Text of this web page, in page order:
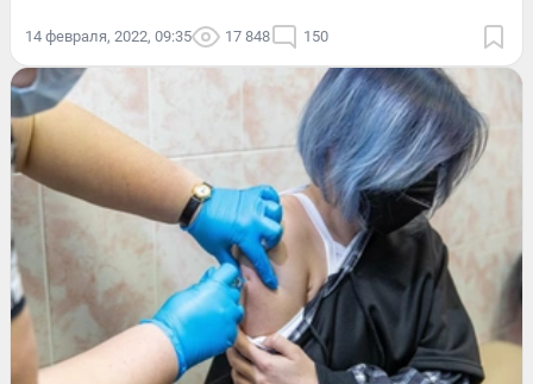
14 февраля, 2022, 09:35 17 848 150